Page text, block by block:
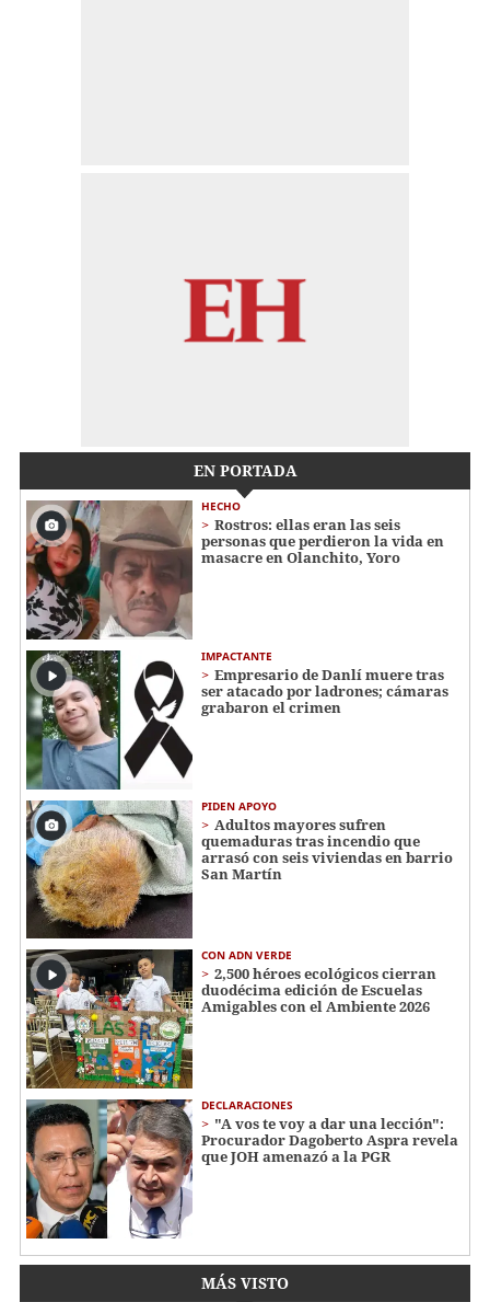
EN PORTADA
HECHO
Rostros: ellas eran las seis
personas que perdieron la vida en
masacre en Olanchito, Yoro
IMPACTANTE
Empresario de Danlí muere tras
ser atacado por ladrones; cámaras
grabaron el crimen
PIDEN APOYO
Adultos mayores sufren
quemaduras tras incendio que
arrasó con seis viviendas en barrio
San Martín
CON ADN VERDE
2,500 héroes ecológicos cierran
duodécima edición de Escuelas
Amigables con el Ambiente 2026
DECLARACIONES
"A vos te voy a dar una lección":
Procurador Dagoberto Aspra revela
que JOH amenazó a la PGR
MÁS VISTO